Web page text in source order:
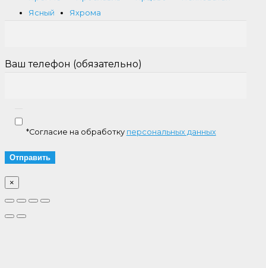
Ясный
Яхрома
Ваш телефон (обязательно)
*Согласие на обработку персональных данных
×